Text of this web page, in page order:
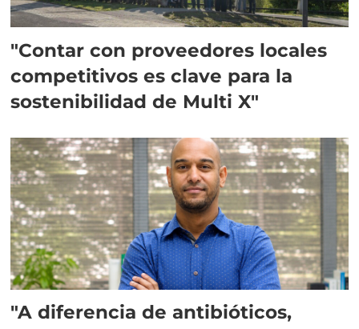
"Contar con proveedores locales
competitivos es clave para la
sostenibilidad de Multi X"
"A diferencia de antibióticos,